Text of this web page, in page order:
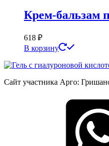
Крем-бальзам
618 ₽
В корзину
Сайт участника Арго: